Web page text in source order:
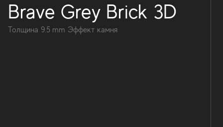
Brave Grey Brick 3D
Толщина 9.5 mm Эффект камня